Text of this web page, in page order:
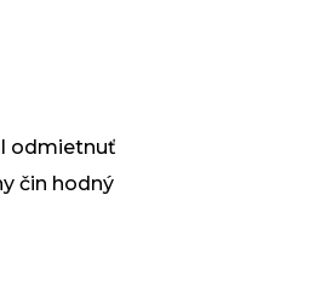
odmietnuť
čin hodný